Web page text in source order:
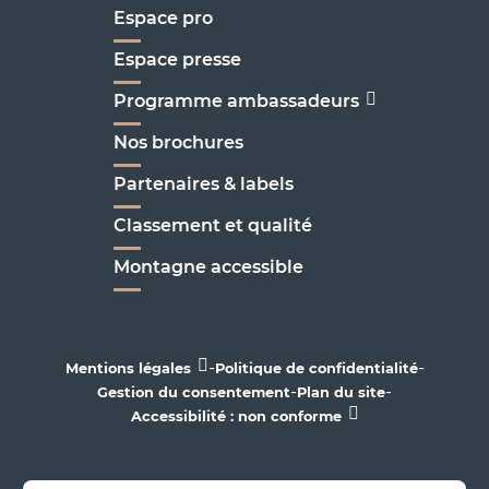
Espace pro
Espace presse
Programme ambassadeurs
Nos brochures
Partenaires & labels
Classement et qualité
Montagne accessible
Mentions légales -Politique de confidentialité-
Gestion du consentement-Plan du site-
Accessibilité : non conforme